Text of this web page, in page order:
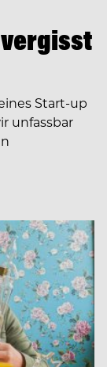
Start-up
unfassbar